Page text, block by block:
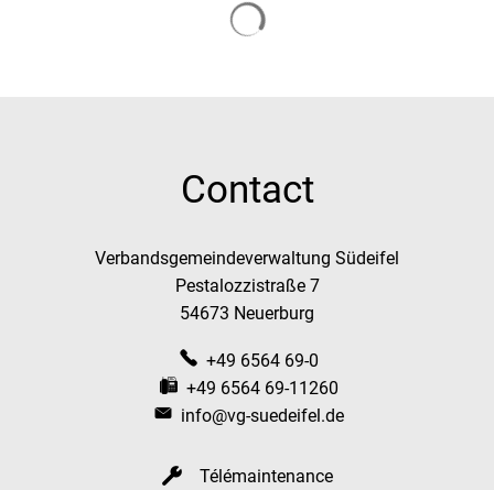
Contact
Verbandsgemeindeverwaltung Südeifel
Pestalozzistraße 7
54673 Neuerburg
+49 6564 69-0
+49 6564 69-11260
info@vg-suedeifel.de
Télémaintenance